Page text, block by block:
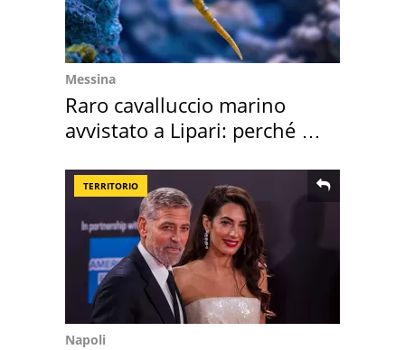
Messina
Raro cavalluccio marino
avvistato a Lipari: perché è
TERRITORIO
Napoli